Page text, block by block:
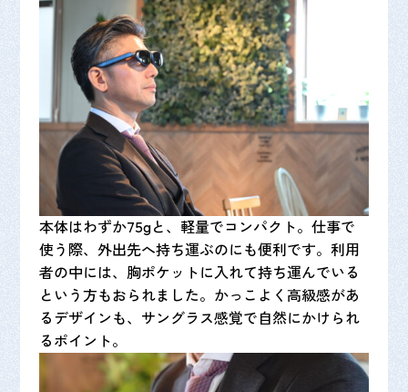
本体はわずか75gと、軽量でコンパクト。仕事で
使う際、外出先へ持ち運ぶのにも便利です。利用
者の中には、胸ポケットに入れて持ち運んでいる
という方もおられました。かっこよく高級感があ
るデザインも、サングラス感覚で自然にかけられ
るポイント。